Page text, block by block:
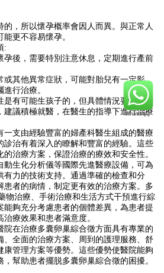
，所以懷孕概率會因人而異。與正常人
更不容易懷孕。
:
後，需要特別注意休息，定期進行產前
或其他異常症狀，可能對胎兒有一定影
行治療。
是有可能生孩子的，但具體情況要看病情
建議積極就醫，在醫生的指導下進行治療
支由經驗豐富的婦產科醫生組成的醫療
診治有着深入的瞭解和豐富的經驗。這些
治療方案，保證治療的療效和安全性。
動生化分析儀等國際先進醫療設備，可為
有力的技術支持。通過準確的檢查和分
患者的病情，制定更有效的治療方案。多
物治療、手術治療和生活方式干預進行綜
能夠充分考慮患者的個體差異，為患者提
療效果和患者滿意度。
在治療多囊卵巢綜合徵方面具有專業的
、全面的治療方案、周到的護理服務、舒
康管理方案等優勢。這些優勢使醫院能夠
幫助患者擺脱多囊卵巢綜合徵的困擾。